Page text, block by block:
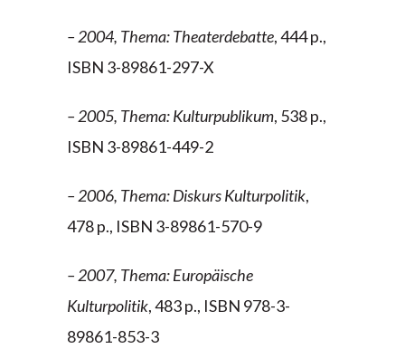
– 2004, Thema: Theaterdebatte, 444 p.,
ISBN 3-89861-297-X
– 2005, Thema: Kulturpublikum, 538 p.,
ISBN 3-89861-449-2
– 2006, Thema: Diskurs Kulturpolitik,
478 p., ISBN 3-89861-570-9
– 2007, Thema: Europäische
Kulturpolitik, 483 p., ISBN 978-3-
89861-853-3